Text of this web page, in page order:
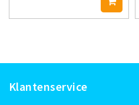
Klantenservice